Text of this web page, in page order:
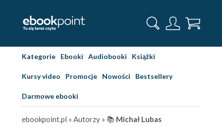
Kategorie Ebooki Audiobooki Książki
Kursy video Promocje Nowości Bestsellery
Darmowe ebooki
ebookpoint.pl » Autorzy » 📚 Michał Lubas